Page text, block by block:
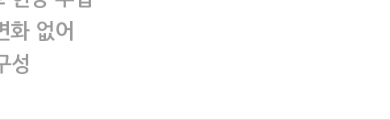
화 없어
성